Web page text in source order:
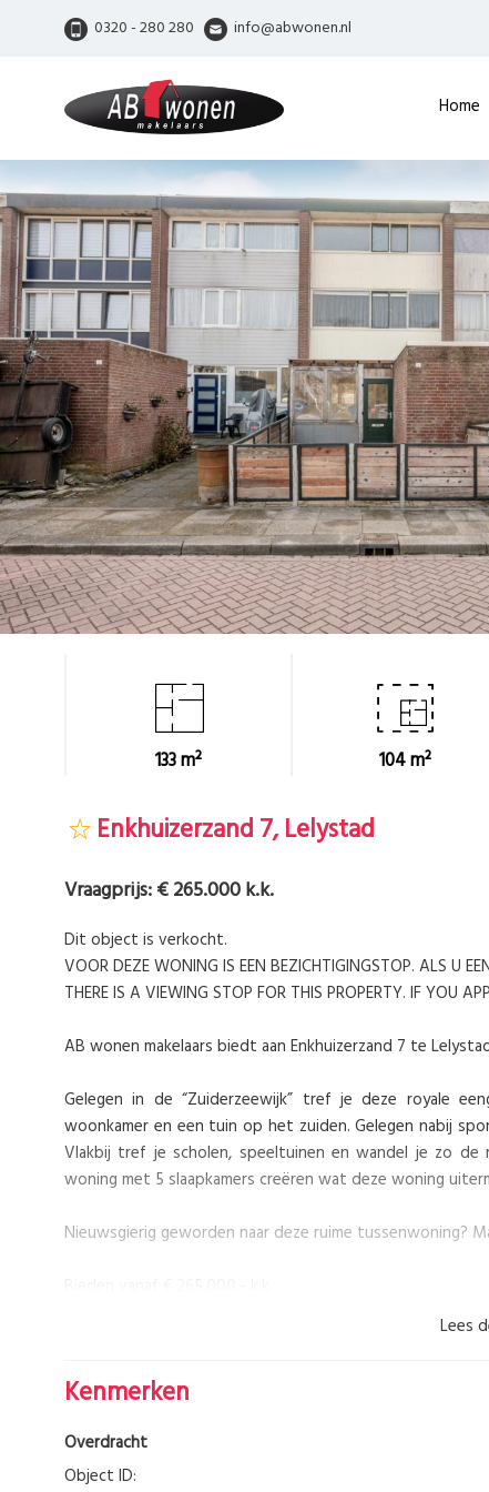
0320 - 280 280 info@abwonen.nl
Home
133 m² 104 m²
Enkhuizerzand 7, Lelystad
Vraagprijs:€ 265.000 k.k.
Dit object is verkocht.
VOOR DEZE WONING IS EEN BEZICHTIGINGSTOP. ALS U
THERE IS A VIEWING STOP FOR THIS PROPERTY. IF YOU
AB wonen makelaars biedt aan Enkhuizerzand 7 te
Gelegen in de “Zuiderzeewijk” tref je deze royale
woonkamer en een tuin op het zuiden. Gelegen nabij
Vlakbij tref je scholen, speeltuinen en wandel je zo de
woning met 5 slaapkamers creëren wat deze woning
Nieuwsgierig geworden naar deze ruime tussenwoning?
Via de afgesloten overkapping bereik je de entree,
lekker veel, lichtinval in de woning. De open keuken
inbouwapparatuur waaronder een gaskookplaat en
Lees
Kenmerken
Overdracht
Object ID: